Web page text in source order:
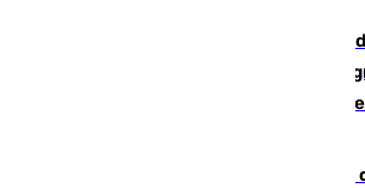
Bendodo asegura que los gobiernos
"cumplirán la ley" sobre los menores
al Gobierno por "inestabilidad": "Que no
Una ONG malagueña ganará un año